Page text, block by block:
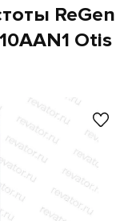
ReGen
Otis